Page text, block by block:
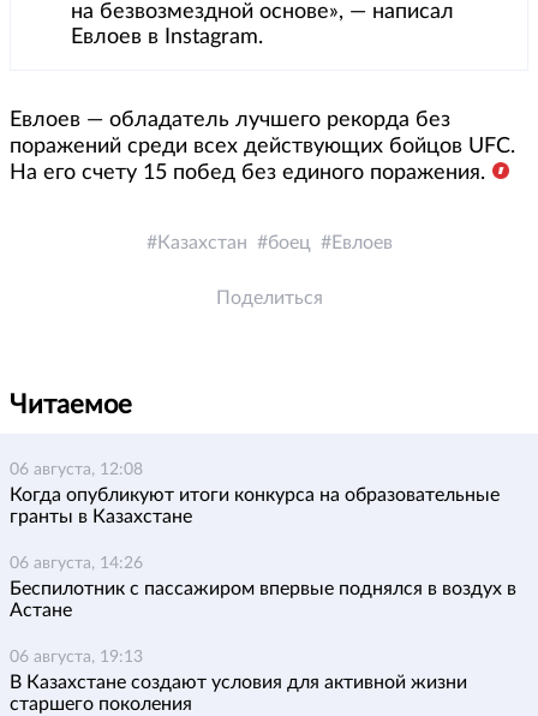
на безвозмездной основе», — написал
Евлоев в Instagram.
Евлоев — обладатель лучшего рекорда без
поражений среди всех действующих бойцов UFC.
На его счету 15 побед без единого поражения.
Казахстан боец Евлоев
Поделиться
Читаемое
06 августа, 12:08
Когда опубликуют итоги конкурса на образовательные
гранты в Казахстане
06 августа, 14:26
Беспилотник с пассажиром впервые поднялся в воздух в
Астане
06 августа, 19:13
В Казахстане создают условия для активной жизни
старшего поколения